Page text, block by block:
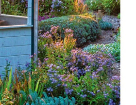
LEGO® časopisy